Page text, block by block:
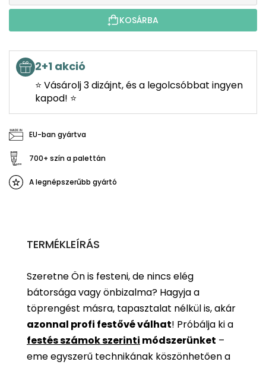
KOSÁRBA
2+1 akció
⭐ Vásárolj 3 dizájnt, és a legolcsóbbat ingyen
kapod! ⭐
EU-ban gyártva
700+ szín a palettán
A legnépszerűbb gyártó
TERMÉKLEÍRÁS
Szeretne Ön is festeni, de nincs elég
bátorsága vagy önbizalma? Hagyja a
töprengést másra, tapasztalat nélkül is, akár
azonnal profi festővé válhat! Próbálja ki a
festés számok szerinti módszerünket –
eme egyszerű technikának köszönhetően a